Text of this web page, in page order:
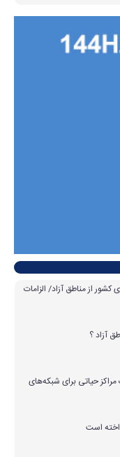
کشور از مناطق آزاد/ الزامات
آزاد ؟
مراکز حیاتی برای شبکه‌های
است